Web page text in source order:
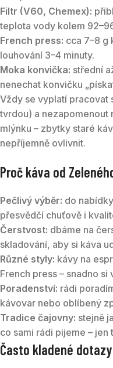
Filtr (V60, Chemex):
teplota vody kolem
French press: cca 7–8 g
louhování 3–4 minuty.
Moka konvička: střední
nenechat konvičku
Vždy se vyplatí pracovat
tvrdou) a nezapomenout
mlýnku – zbytky staré
nepříjemně ovlivnit.
Proč káva od
Pečlivý výběr: do
přesvědčí chuťově i
Čerstvost: dbáme na
skladování, aby si káva
Různé styly: kávy na
French press – snadno
Poradenství: rádi
kávovar nebo oblíbený
Tradice čajovny: stejně
co sami rádi pijeme – jen
Často kladené dotazy